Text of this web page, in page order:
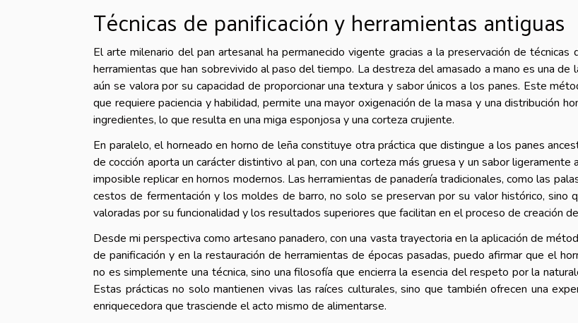
Técnicas de panificación y herramientas antiguas
El arte milenario del pan artesanal ha permanecido vigente gracias a la preservación de técnicas
herramientas que han sobrevivido al paso del tiempo. La destreza del amasado a mano es una de
aún se valora por su capacidad de proporcionar una textura y sabor únicos a los panes. Este
que requiere paciencia y habilidad, permite una mayor oxigenación de la masa y una distribución
ingredientes, lo que resulta en una miga esponjosa y una corteza crujiente.
En paralelo, el horneado en horno de leña constituye otra práctica que distingue a los panes
de cocción aporta un carácter distintivo al pan, con una corteza más gruesa y un sabor ligeramente
imposible replicar en hornos modernos. Las herramientas de panadería tradicionales, como las
cestos de fermentación y los moldes de barro, no solo se preservan por su valor histórico, sino
valoradas por su funcionalidad y los resultados superiores que facilitan en el proceso de creación
Desde mi perspectiva como artesano panadero, con una vasta trayectoria en la aplicación de
de panificación y en la restauración de herramientas de épocas pasadas, puedo afirmar que el
no es simplemente una técnica, sino una filosofía que encierra la esencia del respeto por la
Estas prácticas no solo mantienen vivas las raíces culturales, sino que también ofrecen una
enriquecedora que trasciende el acto mismo de alimentarse.